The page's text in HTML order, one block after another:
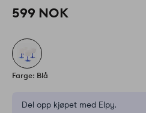
599 NOK
Farge: Blå
Del opp kjøpet med Elpy.